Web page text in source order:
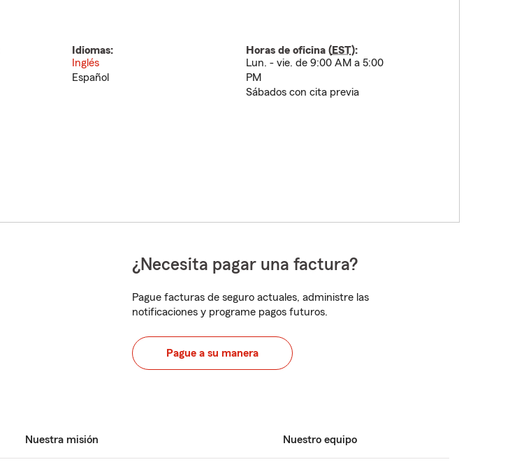
Idiomas:
Inglés
Español
Horas de oficina (EST):
Lun. - vie. de 9:00 AM a 5:00
PM
Sábados con cita previa
¿Necesita pagar una factura?
Pague facturas de seguro actuales, administre las
notificaciones y programe pagos futuros.
Pague a su manera
Nuestra misión Nuestro equipo